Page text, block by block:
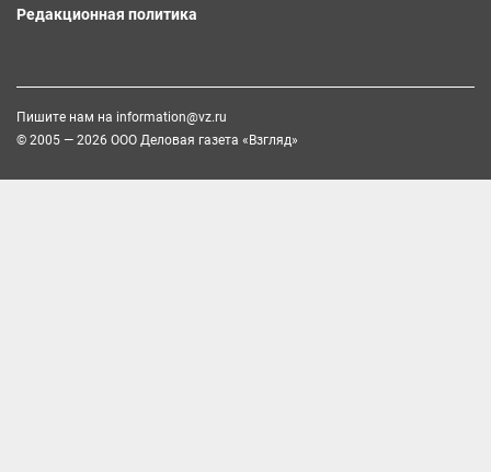
Редакционная политика
Пишите нам на information@vz.ru
© 2005 — 2026 ООО Деловая газета «Взгляд»